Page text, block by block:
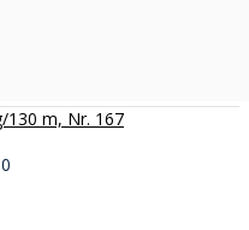
130 m, Nr. 167